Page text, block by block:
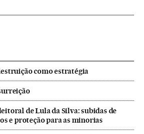
como estratégia
de Lula da Silva: subidas de
e proteção para as minorias